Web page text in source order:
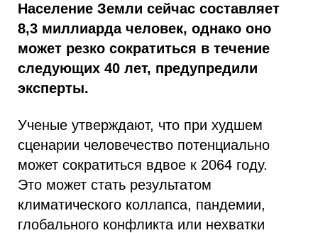
Население Земли сейчас составляет
8,3 миллиарда человек, однако оно
может резко сократиться в течение
следующих 40 лет, предупредили
эксперты.
Ученые утверждают, что при худшем
сценарии человечество потенциально
может сократиться вдвое к 2064 году.
Это может стать результатом
климатического коллапса, пандемии,
глобального конфликта или нехватки